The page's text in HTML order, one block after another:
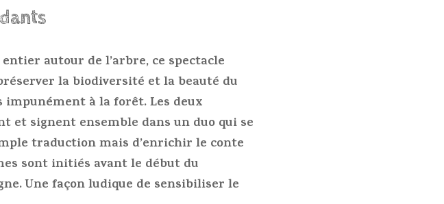
autour de l’arbre, ce spectacle
la biodiversité et la beauté du
impunément à la forêt. Les deux
et signent ensemble dans un duo qui se
traduction mais d’enrichir le conte
sont initiés avant le début du
Une façon ludique de sensibiliser le